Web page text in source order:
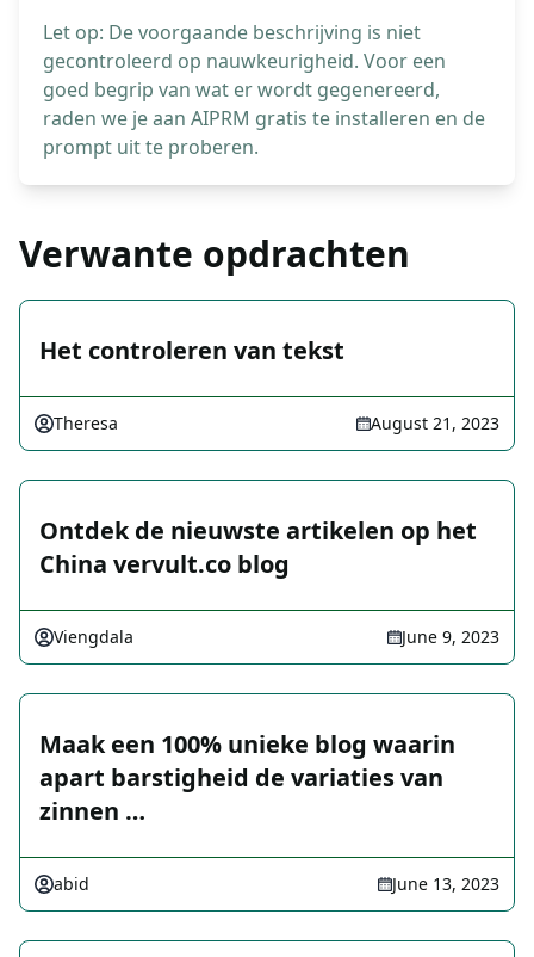
Let op: De voorgaande beschrijving is niet
gecontroleerd op nauwkeurigheid. Voor een
goed begrip van wat er wordt gegenereerd,
raden we je aan AIPRM gratis te installeren en de
prompt uit te proberen.
Verwante opdrachten
Het controleren van tekst
Theresa August 21, 2023
Ontdek de nieuwste artikelen op het
China vervult.co blog
Viengdala June 9, 2023
Maak een 100% unieke blog waarin
apart barstigheid de variaties van
zinnen …
abid June 13, 2023